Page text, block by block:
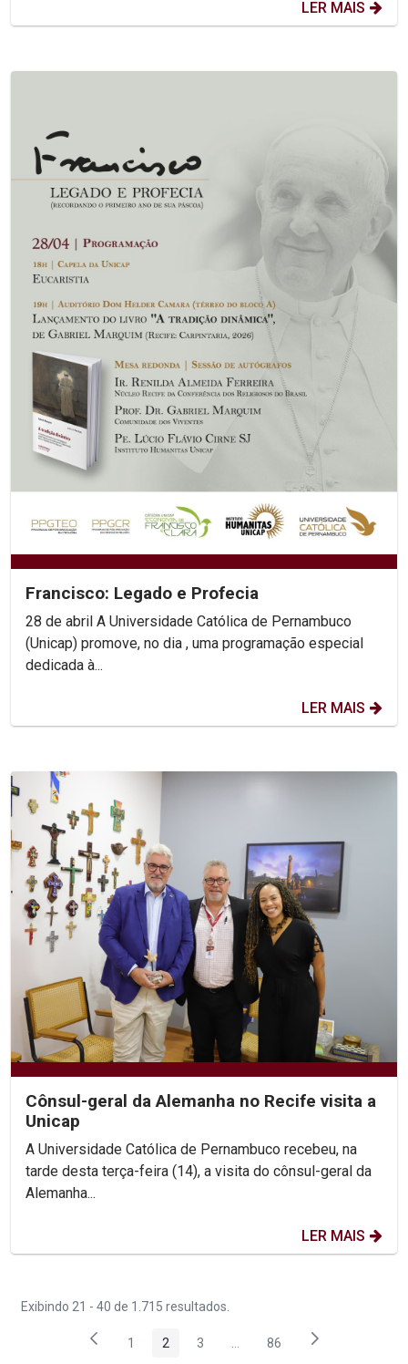
LER MAIS
Francisco: Legado e Profecia
28 de abril A Universidade Católica de Pernambuco
(Unicap) promove, no dia , uma programação especial
dedicada à...
LER MAIS
Cônsul-geral da Alemanha no Recife visita a
Unicap
A Universidade Católica de Pernambuco recebeu, na
tarde desta terça-feira (14), a visita do cônsul-geral da
Alemanha...
LER MAIS
Exibindo 21 - 40 de 1.715 resultados.
Página
1 Página
2 Página
3 Páginas intermediárias Usar
Página
86